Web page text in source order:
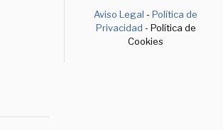
Aviso Legal -Política de
Privacidad - Política de
Cookies